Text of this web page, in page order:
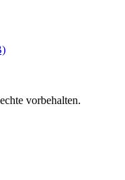
vorbehalten.